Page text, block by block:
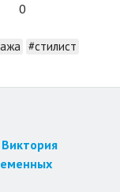
0
#стилист
Виктория